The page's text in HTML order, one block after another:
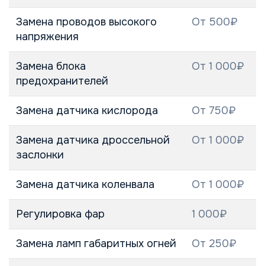
Замена проводов высокого
напряжения
От 500₽
Замена блока
предохранителей
От 1 000₽
Замена датчика кислорода От 750₽
Замена датчика дроссельной
заслонки
От 1 000₽
Замена датчика коленвала От 1 000₽
Регулировка фар 1 000₽
Замена ламп габаритных огней От 250₽